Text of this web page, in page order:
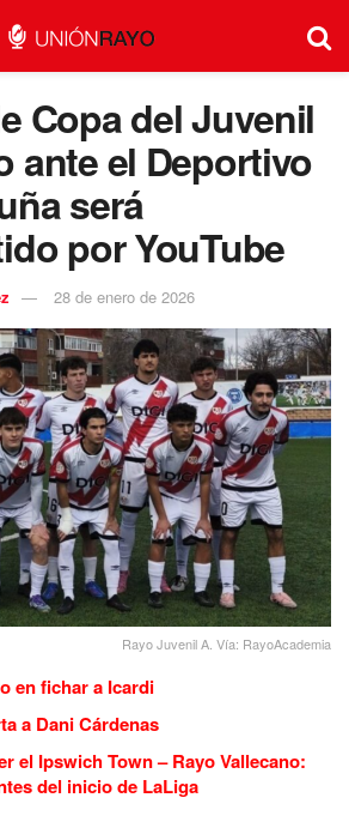
Copa del Juvenil
ante el Deportivo
será
por YouTube
28 de enero de 2026
Rayo Juvenil A. Vía: RayoAcademia
en fichar a Icardi
a Dani Cárdenas
el Ipswich Town – Rayo Vallecano:
del inicio de LaLiga